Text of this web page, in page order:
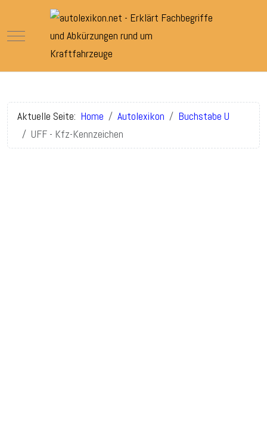
Mobile Menu Toggle
Aktuelle Seite: Home Autolexikon
Buchstabe U
UFF - Kfz-Kennzeichen